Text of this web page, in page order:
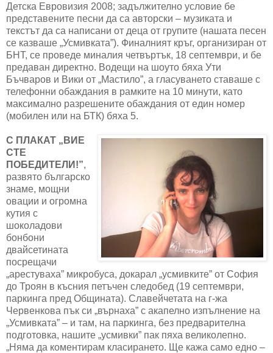
Детска Евровизия 2008; задължително условие бе
представените песни да са авторски – музиката и
текстът да са написани от деца от групите (нашата песен
се казваше „Усмивката”). Финалният кръг, организиран от
БНТ, се проведе миналия четвъртък, 18 септември, и бе
предаван директно. Водещи на шоуто бяха Ути
Бъчваров и Вики от „Мастило”, а гласуването ставаше с
телефонни обаждания в рамките на 10 минути, като
максимално разрешените обаждания от един номер
(мобилен или на БТК) бяха 5.
С ПЛАКАТ „ВИЕ
СТЕ
ПОБЕДИТЕЛИ!”,
развято българско
знаме, мощни
овации и огромна
кутия с
шоколадови
бонбони
двайсетината
посрещачи
„арестуваха” микробуса, докарал „усмивките” от София
до Троян в късния петъчен следобед (19 септември,
паркинга пред Общината). Славейчетата на г-жа
Червенкова пък си „върнаха” с акапелно изпълнение на
„Усмивката” – и там, на паркинга, без предварителна
подготовка, нашите „усмивки” пак пяха великолепно.
„Няма да коментирам класирането. Ще кажа само едно –